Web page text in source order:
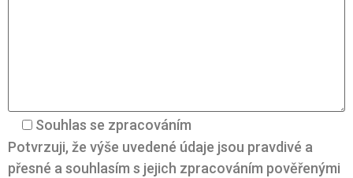
Souhlas se zpracováním
Potvrzuji, že výše uvedené údaje jsou pravdivé a
přesné a souhlasím s jejich zpracováním pověřenými